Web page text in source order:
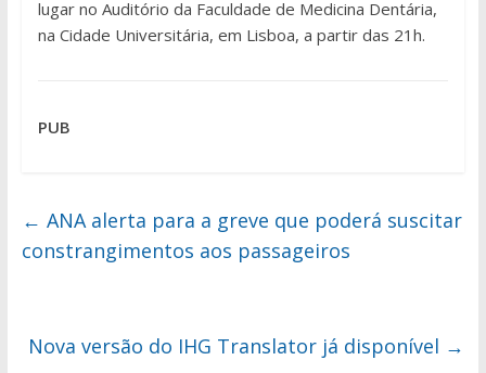
lugar no Auditório da Faculdade de Medicina Dentária,
na Cidade Universitária, em Lisboa, a partir das 21h.
PUB
← ANA alerta para a greve que poderá suscitar
constrangimentos aos passageiros
Nova versão do IHG Translator já disponível →